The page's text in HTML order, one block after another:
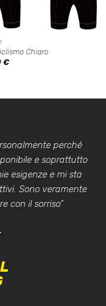
Chiaro
€
perché
e soprattutto
esigenze e mi sta
Sono veramente
con il sorriso”